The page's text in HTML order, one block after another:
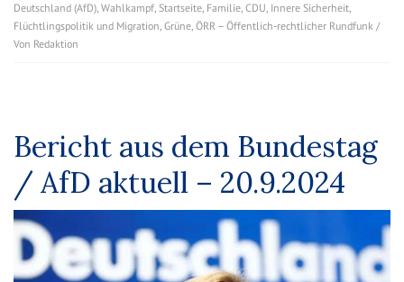
Deutschland (AfD), Wahlkampf, Startseite, Familie, CDU, Innere Sicherheit,
Flüchtlingspolitik und Migration, Grüne, ÖRR – Öffentlich-rechtlicher Rundfunk /
Von Redaktion
Bericht aus dem Bundestag
/ AfD aktuell – 20.9.2024